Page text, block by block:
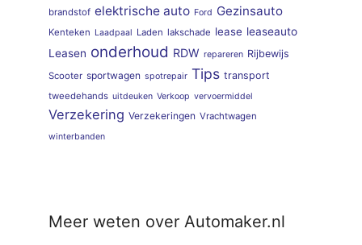
brandstof elektrische auto Ford Gezinsauto
Kenteken Laadpaal Laden lakschade lease leaseauto
Leasen onderhoud RDW repareren Rijbewijs
Scooter sportwagen spotrepair Tips transport
tweedehands uitdeuken Verkoop vervoermiddel
Verzekering Verzekeringen Vrachtwagen
winterbanden
Meer weten over Automaker.nl